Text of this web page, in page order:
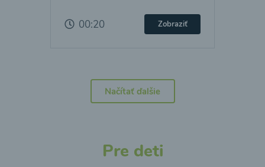
00:20 Zobraziť
Načítať ďalšie
Pre deti